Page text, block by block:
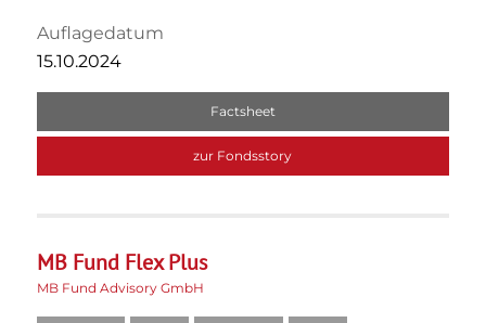
Auflagedatum
15.10.2024
Factsheet
zur Fondsstory
MB Fund Flex Plus
MB Fund Advisory GmbH